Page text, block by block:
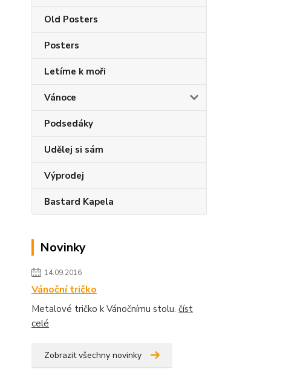
Old Posters
Posters
Letíme k moři
Vánoce
Podsedáky
Udělej si sám
Výprodej
Bastard Kapela
Novinky
14.09.2016
Vánoční tričko
Metalové tričko k Vánočnímu stolu. číst
celé
Zobrazit všechny novinky